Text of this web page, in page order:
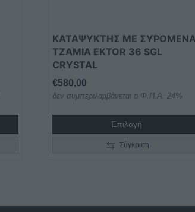
ΚΑΤΑΨΥΚΤΗΣ ΜΕ ΣΥΡΟΜΕΝΑ
ΤΖΑΜΙΑ EKTOR 36 SGL
CRYSTAL
€580,00
δεν συμπεριλαμβάνεται ο Φ.Π.Α. 24%
Επιλογή
Σύγκριση